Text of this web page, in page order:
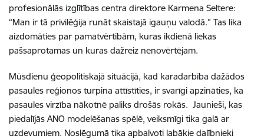
profesionālās izglītības centra direktore Karmena Seltere:
“Man ir tā privilēģija runāt skaistajā igauņu valodā.” Tas lika
aizdomāties par pamatvērtībām, kuras ikdienā liekas
pašsaprotamas un kuras dažreiz nenovērtējam.
Mūsdienu ģeopolitiskajā situācijā, kad karadarbība dažādos
pasaules reģionos turpina attīstīties, ir svarīgi apzināties, ka
pasaules virzība nākotnē paliks drošās rokās. Jaunieši, kas
piedalījās ANO modelēšanas spēlē, veiksmīgi tika galā ar
uzdevumiem. Noslēgumā tika apbalvoti labākie dalībnieki